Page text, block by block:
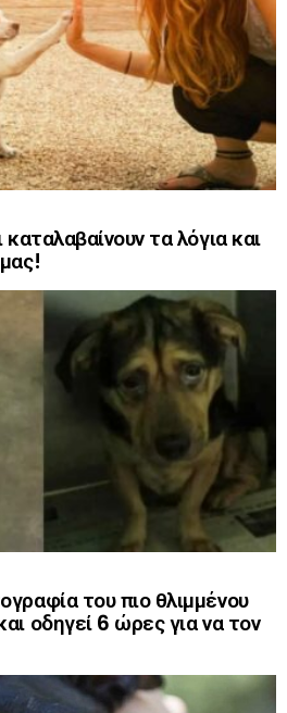
τα λόγια και
του πιο θλιμμένου
οδηγεί 6 ώρες για να τον